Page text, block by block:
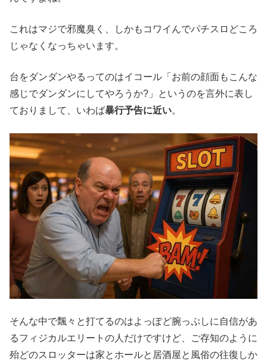
これはマジで邪魔臭く、しかもコワイんでパチスロどころ
じゃなくなっちゃいます。
台をダンダンやるってのはイコール「お前の顔面もこんな
感じでダンダンにしてやろうか?」というのを言外に表し
ておりまして、いわば暴行予告に近い。
そんな中で飄々と打てるのはよっぽど腕っぷしに自信があ
るフィジカルエリートの人だけですけど、ご存知のように
殆どのスロッターは家とホールと居酒屋と風俗の往復しか